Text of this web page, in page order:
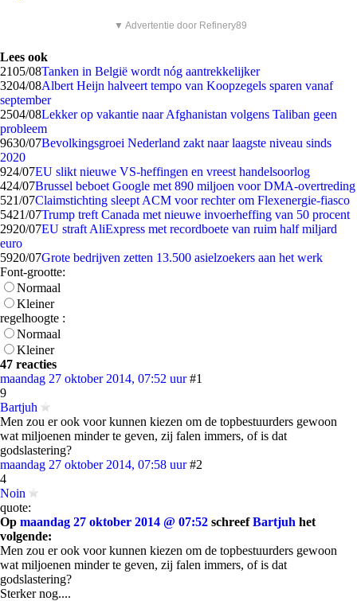
▼ Advertentie door Refinery89
Lees ook
2105/08Tanken in België wordt nóg aantrekkelijker
3204/08Albert Heijn halveert tempo van Koopzegels sparen vanaf
september
2504/08Lekker op vakantie naar Afghanistan volgens Taliban geen
probleem
9630/07Bevolkingsgroei Nederland zakt naar laagste niveau sinds
2020
924/07EU slikt nieuwe VS-heffingen en vreest handelsoorlog
424/07Brussel beboet Google met 890 miljoen voor DMA-overtreding
521/07Claimstichting sleept ACM voor rechter om Flexenergie-fiasco
5421/07Trump treft Canada met nieuwe invoerheffing van 50 procent
2920/07EU straft AliExpress met recordboete van ruim half miljard
euro
5920/07Grote bedrijven zetten 13.500 asielzoekers aan het werk
Font-grootte:
Normaal
Kleiner
regelhoogte :
Normaal
Kleiner
47 reacties
maandag 27 oktober 2014, 07:52 uur #1
9
Bartjuh
Men zou er ook voor kunnen kiezen om de topbestuurders gewoon
wat miljoenen minder te geven, zij falen immers, of is dat
godslastering?
maandag 27 oktober 2014, 07:58 uur #2
4
Noin
quote:
Op maandag 27 oktober 2014 @ 07:52 schreefBartjuh het
volgende:
Men zou er ook voor kunnen kiezen om de topbestuurders gewoon
wat miljoenen minder te geven, zij falen immers, of is dat
godslastering?
Sterker nog....